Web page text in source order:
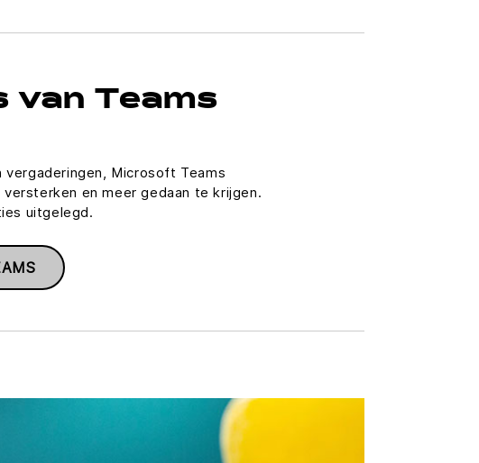
van Teams
Microsoft Teams
en meer gedaan te krijgen.
uitgelegd.